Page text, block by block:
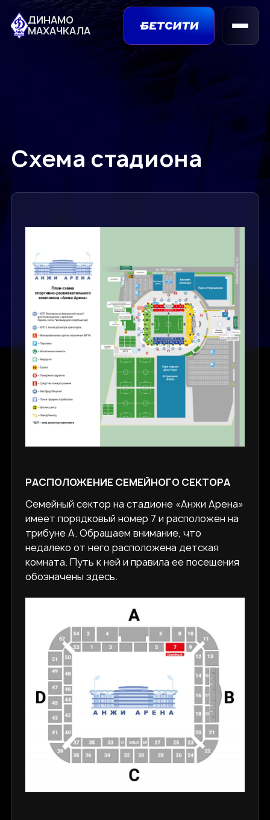
ДИНАМО
МАХАЧКАЛА
Схема стадиона
РАСПОЛОЖЕНИЕ СЕМЕЙНОГО СЕКТОРА
Семейный сектор на стадионе «Анжи Арена»
имеет порядковый номер 7 и расположен на
трибуне А. Обращаем внимание, что
недалеко от него расположена детская
комната. Путь к ней и правила ее посещения
обозначены здесь.